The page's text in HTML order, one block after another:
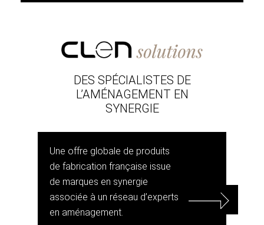
DES SPÉCIALISTES DE
L’AMÉNAGEMENT EN
SYNERGIE
Une offre globale de produits
de fabrication française issue
de marques en synergie
associée à un réseau d’experts
en aménagement.